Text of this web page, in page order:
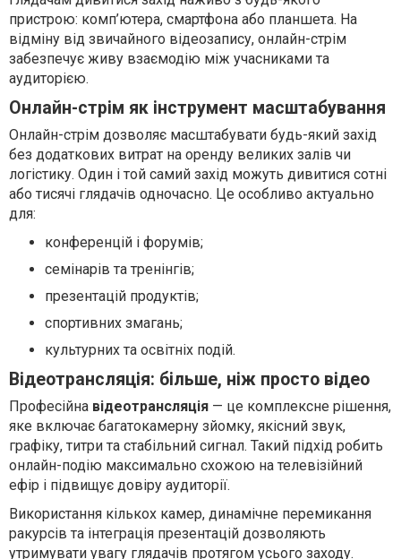
пристрою: комп’ютера, смартфона або планшета. На
відміну від звичайного відеозапису, онлайн-стрім
забезпечує живу взаємодію між учасниками та
аудиторією.
Онлайн-стрім як інструмент масштабування
Онлайн-стрім дозволяє масштабувати будь-який захід
без додаткових витрат на оренду великих залів чи
логістику. Один і той самий захід можуть дивитися сотні
або тисячі глядачів одночасно. Це особливо актуально
для:
конференцій і форумів;
семінарів та тренінгів;
презентацій продуктів;
спортивних змагань;
культурних та освітніх подій.
Відеотрансляція: більше, ніж просто відео
Професійна відеотрансляція — це комплексне рішення,
яке включає багатокамерну зйомку, якісний звук,
графіку, титри та стабільний сигнал. Такий підхід робить
онлайн-подію максимально схожою на телевізійний
ефір і підвищує довіру аудиторії.
Використання кількох камер, динамічне перемикання
ракурсів та інтеграція презентацій дозволяють
утримувати увагу глядачів протягом усього заходу.